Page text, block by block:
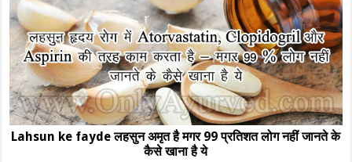
Lahsun ke fayde लहसुन अमृत है मगर 99 प्रतिशत लोग नहीं जानते के
कैसे खाना है ये